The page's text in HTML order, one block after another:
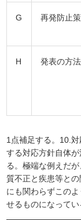
G 再発防止策
H 発表の方法
1点補足する。10.
する対応方針自体
る。極端な例えだ
質不正と疾患等と
にも関わらずこの
せるものになってい